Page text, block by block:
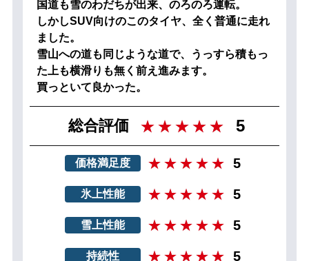
国道も雪のわだちが出来、のろのろ運転。
しかしSUV向けのこのタイヤ、全く普通に走れ
ました。
雪山への道も同じような道で、うっすら積もっ
た上も横滑りも無く前え進みます。
買っといて良かった。
総合評価 5
価格満足度 5
氷上性能 5
雪上性能 5
持続性 5